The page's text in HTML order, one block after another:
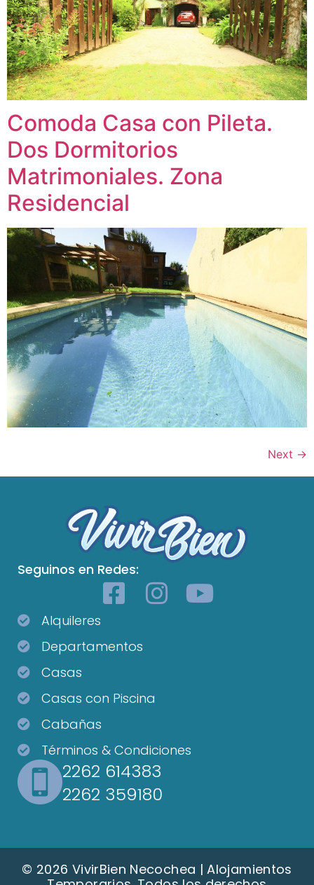
Comoda Casa con Pileta.
Dos Dormitorios
Matrimoniales. Zona
Residencial
Next →
Seguinos en Redes:
Alquileres
Departamentos
Casas
Casas con Piscina
Cabañas
Términos & Condiciones
2262 614383
2262 359180
© 2026 VivirBien Necochea | Alojamientos